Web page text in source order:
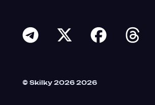
Читайте більше в наших
© Skilky 2026 2026